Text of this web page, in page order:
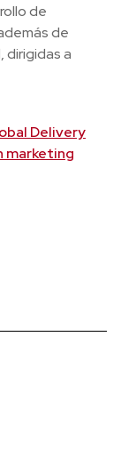
de
de
dirigidas a
Delivery
marketing